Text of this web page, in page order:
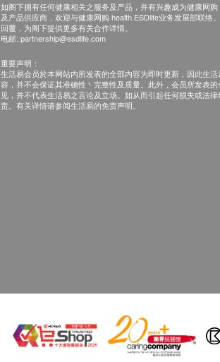
如阁下拥有任何健康相关之服务及产品，并有兴趣成为健康网购
及产品供应商，欢迎与健康网购 health.ESDlife业务发展部联络
回覆，为阁下提供更多有关合作详情。
电邮: partnership@esdlife.com
重要声明：
生活易会员於本网站内所发表的全部内容为即时更新，因此生
容，并不会保证其准确性丶完整性及质量。此外，会员所发表
见，并不代表生活易之言论及立场。如从而引起任何损失或法
责。有关详情请参阅生活易的免责声明。